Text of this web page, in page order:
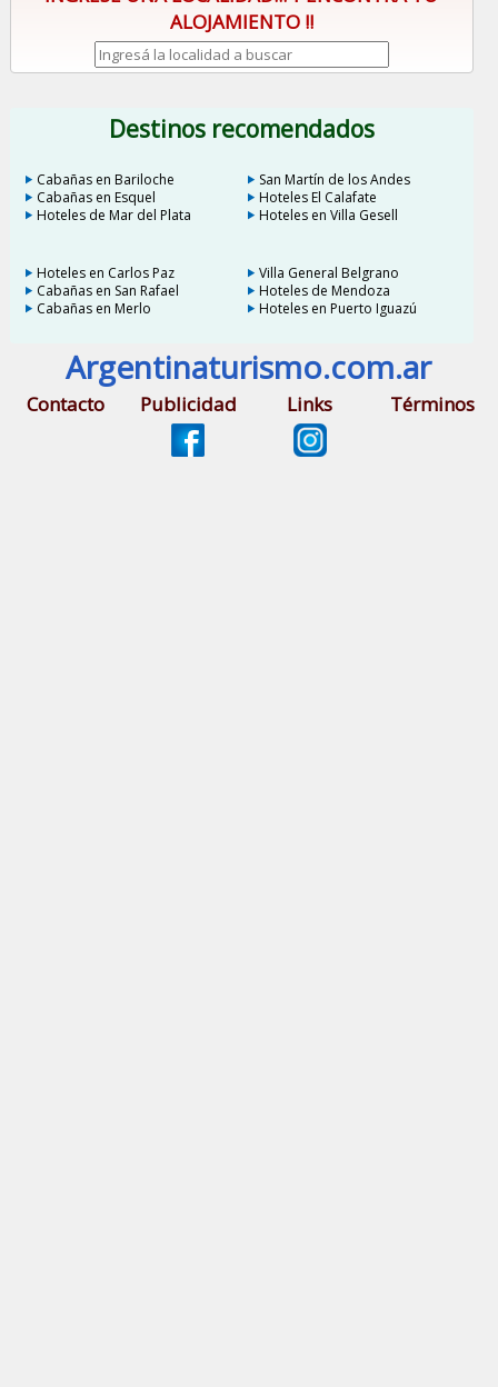
ALOJAMIENTO !!
Destinos recomendados
Cabañas en Bariloche
San Martín de los Andes
Cabañas en Esquel
Hoteles El Calafate
Hoteles de Mar del Plata
Hoteles en Villa Gesell
Hoteles en Carlos Paz
Villa General Belgrano
Cabañas en San Rafael
Hoteles de Mendoza
Cabañas en Merlo
Hoteles en Puerto Iguazú
Argentinaturismo.com.ar
Contacto Publicidad Links Términos